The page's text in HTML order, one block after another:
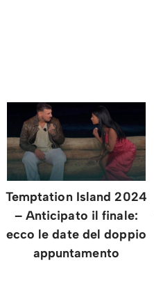
Temptation Island 2024
– Anticipato il finale:
ecco le date del doppio
appuntamento